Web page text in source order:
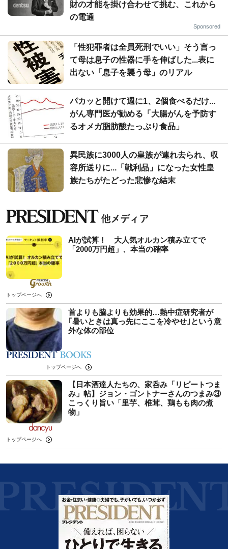
財の才能を掛け合わせて挑む、これから
の電通
Sponsored
「性犯罪者は全員死刑でいい」そう言っ
て母は息子の性器に手を伸ばした...表に
出ない「息子を襲う母」のリアル
パカッと開けて週に1、2個食べるだけ...
がん専門医が勧める「大腸がんを予防す
るオメガ脂肪酸たっぷり食品」
異民族に3000人の皇族が連れ去られ、収
容所送りに...「戦利品」になった女性皇
族たちがたどった悲惨な結末
AIが試算！ 大人気オルカン積み立てで
「2000万円超」、本当の確率
トップページへ
首よりも脇よりも効果的…熱中症研究者が
｢暑いときは真っ先にここを冷やせ｣という意
外な体の部位
トップページへ
【日本酒達人たちの、家呑み「リピートつま
み」帖】ジョン・ゴントナーさんのつまみ③
こっくり旨い「里芋、椎茸、鶏もも肉の煮
物」
トップページへ